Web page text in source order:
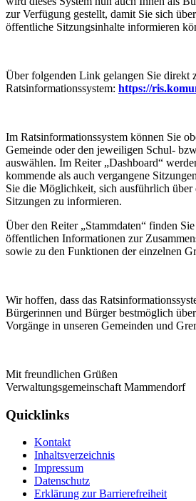
zur Verfügung gestellt, damit Sie sich
öffentliche Sitzungsinhalte informieren
Über folgenden Link gelangen Sie direkt
Ratsinformationssystem: https://
Im Ratsinformationssystem können Sie
Gemeinde oder den jeweiligen Schul-
auswählen. Im Reiter „Dashboard“
kommende als auch vergangene
Sie die Möglichkeit, sich ausführlich
Sitzungen zu informieren.
Über den Reiter „Stammdaten“ finden
öffentlichen Informationen zur
sowie zu den Funktionen der einzelnen
Wir hoffen, dass das
Bürgerinnen und Bürger bestmöglich
Vorgänge in unseren Gemeinden und
Mit freundlichen Grüßen
Verwaltungsgemeinschaft Mammendorf
Quicklinks
Kontakt
Inhaltsverzeichnis
Impressum
Datenschutz
Erklärung zur Barrierefreiheit